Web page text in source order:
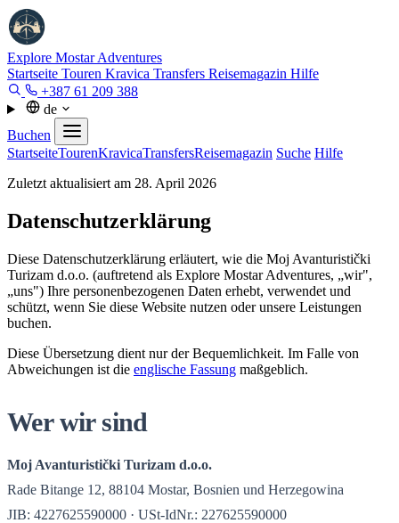
Explore MostarAdventures
Startseite Touren Kravica Transfers Reisemagazin Hilfe
+387 61 209 388
de
Buchen
StartseiteTourenKravicaTransfersReisemagazin Suche Hilfe
Zuletzt aktualisiert am 28. April 2026
Datenschutzerklärung
Diese Datenschutzerklärung erläutert, wie die Moj Avanturistički
Turizam d.o.o. (auftretend als Explore Mostar Adventures, „wir",
„uns") Ihre personenbezogenen Daten erhebt, verwendet und
schützt, wenn Sie diese Website nutzen oder unsere Leistungen
buchen.
Diese Übersetzung dient nur der Bequemlichkeit. Im Falle von
Abweichungen ist die englische Fassung maßgeblich.
Wer wir sind
Moj Avanturistički Turizam d.o.o.
Rade Bitange 12, 88104 Mostar, Bosnien und Herzegowina
JIB: 4227625590000 · USt-IdNr.: 227625590000